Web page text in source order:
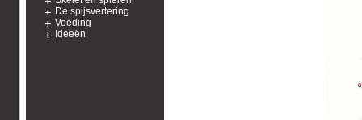
De spijsvertering
Voeding
Ideeën